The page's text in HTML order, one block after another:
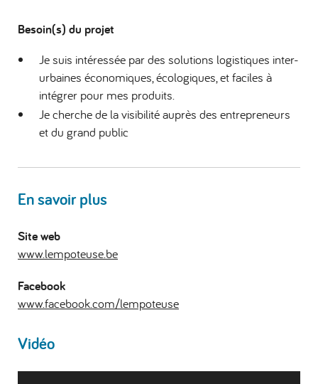
Besoin(s) du projet
Je suis intéressée par des solutions logistiques inter-
urbaines économiques, écologiques, et faciles à
intégrer pour mes produits.
Je cherche de la visibilité auprès des entrepreneurs
et du grand public
En savoir plus
Site web
www.lempoteuse.be
Facebook
www.facebook.com/lempoteuse
Vidéo